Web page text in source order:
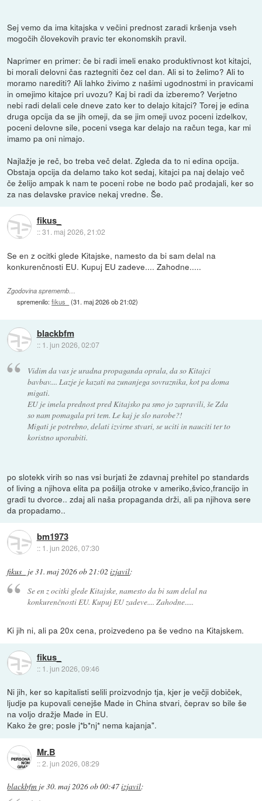
Sej vemo da ima kitajska v večini prednost zaradi kršenja vseh
mogočih človekovih pravic ter ekonomskih pravil.
Naprimer en primer: če bi radi imeli enako produktivnost kot kitajci,
bi morali delovni čas raztegniti čez cel dan. Ali si to želimo? Ali to
moramo narediti? Ali lahko živimo z našimi ugodnostmi in pravicami
in omejimo kitajce pri uvozu? Kaj bi radi da izberemo? Verjetno
nebi radi delali cele dneve zato ker to delajo kitajci? Torej je edina
druga opcija da se jih omeji, da se jim omeji uvoz poceni izdelkov,
poceni delovne sile, poceni vsega kar delajo na račun tega, kar mi
imamo pa oni nimajo.
Najlažje je reč, bo treba več delat. Zgleda da to ni edina opcija.
Obstaja opcija da delamo tako kot sedaj, kitajci pa naj delajo več
če želijo ampak k nam te poceni robe ne bodo pač prodajali, ker so
za nas delavske pravice nekaj vredne. Še.
fikus_
::31. maj 2026, 21:02
Se en z ocitki glede Kitajske, namesto da bi sam delal na
konkurenčnosti EU. Kupuj EU zadeve.... Zahodne.....
Zgodovina sprememb…
spremenilo:fikus_ (31. maj 2026 ob 21:02)
blackbfm
:: 1. jun 2026, 02:07
Vidim da vas je uradna propaganda oprala, da so Kitajci
bavbav.... Lazje je kazati na zunanjega sovraznika, kot pa doma
migati.
EU je imela prednost pred Kitajsko pa smo jo zapravili, še Zda
so nam pomagala pri tem. Le kaj je slo narobe?!
Migati je potrebno, delati izvirne stvari, se uciti in nauciti ter to
koristno uporabiti.
po slotekk virih so nas vsi burjati že zdavnaj prehitel po standards
of living a njihova elita pa pošilja otroke v ameriko,švico,francijo in
gradi tu dvorce.. zdaj ali naša propaganda drži, ali pa njihova sere
da propadamo..
bm1973
:: 1. jun 2026, 07:30
fikus_ je31. maj 2026 ob 21:02 izjavil:
Se en z ocitki glede Kitajske, namesto da bi sam delal na
konkurenčnosti EU. Kupuj EU zadeve.... Zahodne.....
Ki jih ni, ali pa 20x cena, proizvedeno pa še vedno na Kitajskem.
fikus_
:: 1. jun 2026, 09:46
Ni jih, ker so kapitalisti selili proizvodnjo tja, kjer je večji dobiček,
ljudje pa kupovali cenejše Made in China stvari, čeprav so bile še
na voljo dražje Made in EU.
Kako že gre; posle j*b*nj* nema kajanja".
Mr.B
::2. jun 2026, 08:29
blackbfm je30. maj 2026 ob 00:47izjavil: